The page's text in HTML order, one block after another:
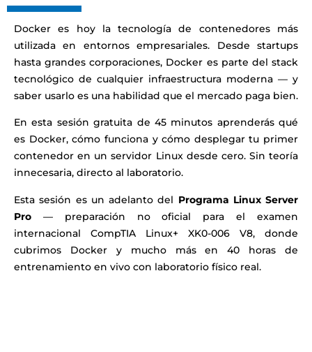
Docker es hoy la tecnología de contenedores más
utilizada en entornos empresariales. Desde startups
hasta grandes corporaciones, Docker es parte del stack
tecnológico de cualquier infraestructura moderna — y
saber usarlo es una habilidad que el mercado paga bien.
En esta sesión gratuita de 45 minutos aprenderás qué
es Docker, cómo funciona y cómo desplegar tu primer
contenedor en un servidor Linux desde cero. Sin teoría
innecesaria, directo al laboratorio.
Esta sesión es un adelanto del Programa Linux Server
Pro — preparación no oficial para el examen
internacional CompTIA Linux+ XK0-006 V8, donde
cubrimos Docker y mucho más en 40 horas de
entrenamiento en vivo con laboratorio físico real.